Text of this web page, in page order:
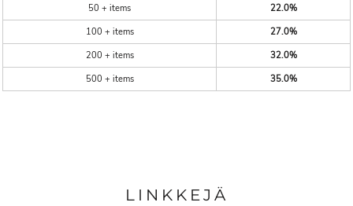
50 + items
22.0%
100 + items
27.0%
200 + items
32.0%
500 + items
35.0%
LINKKEJÄ